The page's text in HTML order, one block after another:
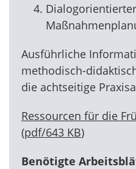
Ausführliche
methodisch-
die achtseitige
Ressourcen für die
(pdf/643 KB)
Benötigte